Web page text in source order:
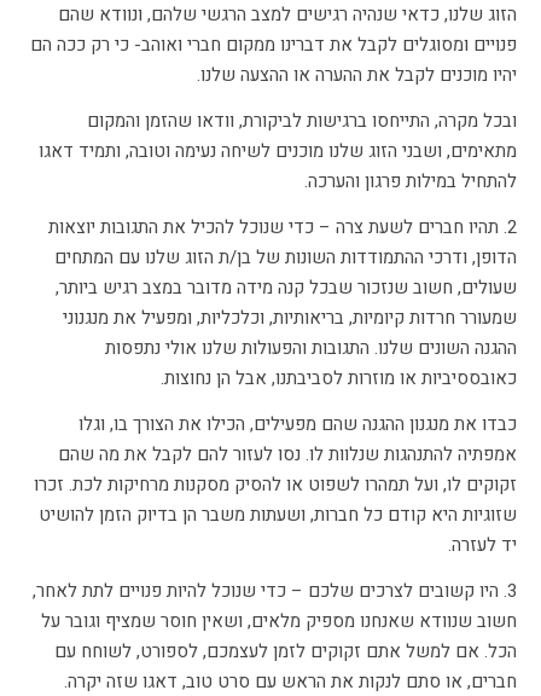
הזוג שלנו, כדאי שנהיה רגישים למצב הרגשי שלהם, ונוודא שהם
פנויים ומסוגלים לקבל את דברינו ממקום חברי ואוהב- כי רק ככה הם
יהיו מוכנים לקבל את ההערה או ההצעה שלנו.
ובכל מקרה, התייחסו ברגישות לביקורת, וודאו שהזמן והמקום
מתאימים, ושבני הזוג שלנו מוכנים לשיחה נעימה וטובה, ותמיד דאגו
להתחיל במילות פרגון והערכה.
2. תהיו חברים לשעת צרה – כדי שנוכל להכיל את התגובות יוצאות
הדופן, ודרכי ההתמודדות השונות של בן/ת הזוג שלנו עם המתחים
שעולים, חשוב שנזכור שבכל קנה מידה מדובר במצב רגיש ביותר,
שמעורר חרדות קיומיות, בריאותיות, וכלכליות, ומפעיל את מנגנוני
ההגנה השונים שלנו. התגובות והפעולות שלנו אולי נתפסות
כאובססיביות או מוזרות לסביבתנו, אבל הן נחוצות.
כבדו את מנגנון ההגנה שהם מפעילים, הכילו את הצורך בו, וגלו
אמפתיה להתנהגות שנלוות לו. נסו לעזור להם לקבל את מה שהם
זקוקים לו, ועל תמהרו לשפוט או להסיק מסקנות מרחיקות לכת. זכרו
שזוגיות היא קודם כל חברות, ושעתות משבר הן בדיוק הזמן להושיט
יד לעזרה.
3. היו קשובים לצרכים שלכם – כדי שנוכל להיות פנויים לתת לאחר,
חשוב שנוודא שאנחנו מספיק מלאים, ושאין חוסר שמציף וגובר על
הכל. אם למשל אתם זקוקים לזמן לעצמכם, לספורט, לשוחח עם
חברים, או סתם לנקות את הראש עם סרט טוב, דאגו שזה יקרה.